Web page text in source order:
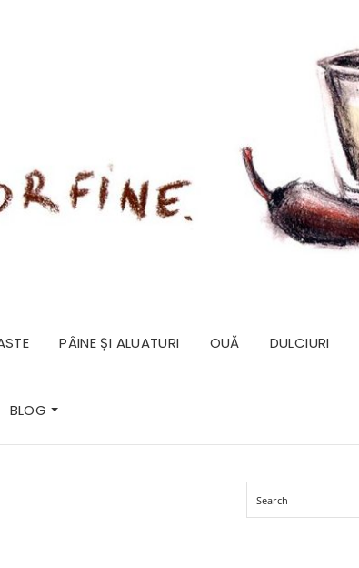
PÂINE ȘI ALUATURI OUĂ DULCIURI
BLOG